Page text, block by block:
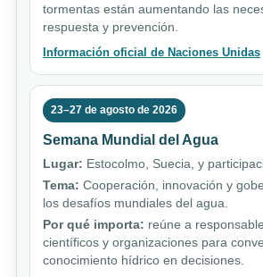
tormentas están aumentando las
respuesta y prevención.
Información oficial de Naciones Unidas
23–27 de agosto de 2026
Semana Mundial del Agua
Lugar: Estocolmo, Suecia, y
Tema: Cooperación, innovación y
los desafíos mundiales del agua.
Por qué importa: reúne a
científicos y organizaciones para
conocimiento hídrico en decisiones.